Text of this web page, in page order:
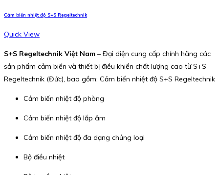
Cảm biến nhiệt độ S+S Regeltechnik
Quick View
S+S Regeltechnik Việt Nam – Đại diện cung cấp chính hãng các
sản phẩm cảm biến và thiết bị điều khiển chất lượng cao từ S+S
Regeltechnik (Đức), bao gồm: Cảm biến nhiệt độ S+S Regeltechnik
Cảm biến nhiệt độ phòng
Cảm biến nhiệt độ lắp âm
Cảm biến nhiệt độ đa dạng chủng loại
Bộ điều nhiệt